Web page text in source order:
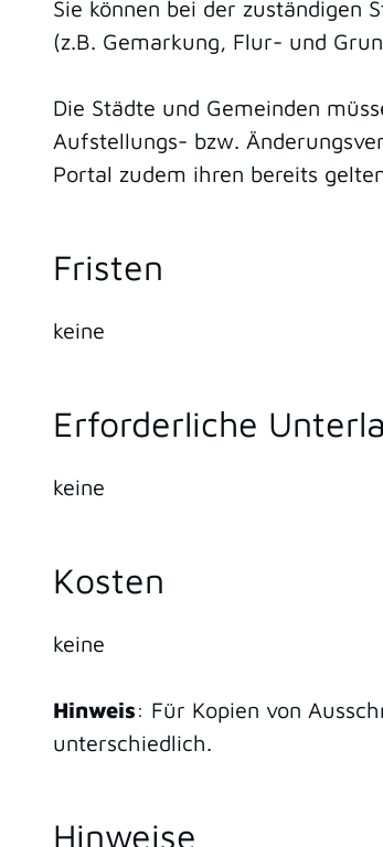
Sie können bei der zuständigen
(z.B. Gemarkung, Flur- und
Die Städte und Gemeinden
Aufstellungs- bzw.
Portal zudem ihren bereits
Fristen
keine
Erforderliche
keine
Kosten
keine
Hinweis: Für Kopien von
unterschiedlich.
Hinweise